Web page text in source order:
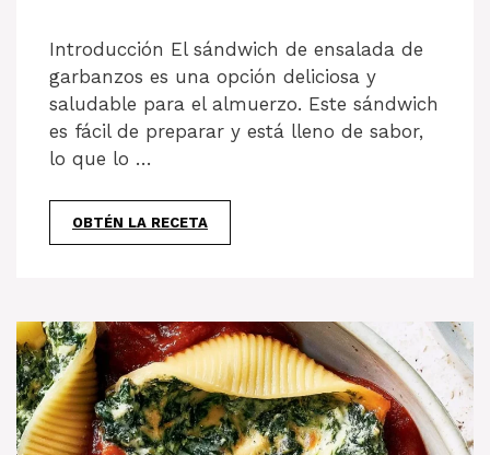
Introducción El sándwich de ensalada de
garbanzos es una opción deliciosa y
saludable para el almuerzo. Este sándwich
es fácil de preparar y está lleno de sabor,
lo que lo …
OBTÉN LA RECETA